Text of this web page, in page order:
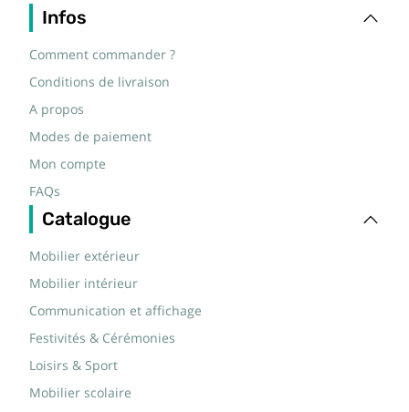
Infos
Comment commander ?
Conditions de livraison
A propos
Modes de paiement
Mon compte
FAQs
Catalogue
Mobilier extérieur
Mobilier intérieur
Communication et affichage
Festivités & Cérémonies
Loisirs & Sport
Mobilier scolaire